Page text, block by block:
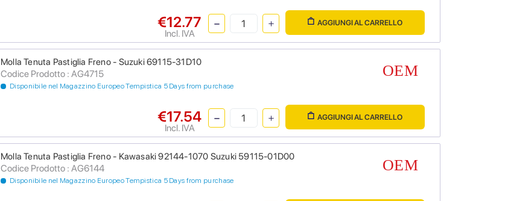
€12.77
Incl. IVA
AGGIUNGI AL CARRELLO
Molla Tenuta Pastiglia Freno - Suzuki 69115-31D10
Codice Prodotto : AG4715
Disponibile nel Magazzino Europeo Tempistica 5 Days from purchase
€17.54
Incl. IVA
AGGIUNGI AL CARRELLO
Molla Tenuta Pastiglia Freno - Kawasaki 92144-1070 Suzuki 59115-01D00
Codice Prodotto : AG6144
Disponibile nel Magazzino Europeo Tempistica 5 Days from purchase